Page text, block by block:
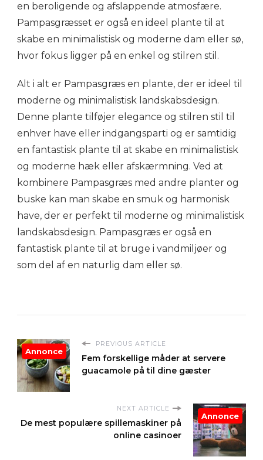
en beroligende og afslappende atmosfære.
Pampasgræsset er også en ideel plante til at
skabe en minimalistisk og moderne dam eller sø,
hvor fokus ligger på en enkel og stilren stil.
Alt i alt er Pampasgræs en plante, der er ideel til
moderne og minimalistisk landskabsdesign.
Denne plante tilføjer elegance og stilren stil til
enhver have eller indgangsparti og er samtidig
en fantastisk plante til at skabe en minimalistisk
og moderne hæk eller afskærmning. Ved at
kombinere Pampasgræs med andre planter og
buske kan man skabe en smuk og harmonisk
have, der er perfekt til moderne og minimalistisk
landskabsdesign. Pampasgræs er også en
fantastisk plante til at bruge i vandmiljøer og
som del af en naturlig dam eller sø.
PREVIOUS ARTICLE
Fem forskellige måder at servere
guacamole på til dine gæster
Annonce
NEXT ARTICLE
De mest populære spillemaskiner på
online casinoer
Annonce